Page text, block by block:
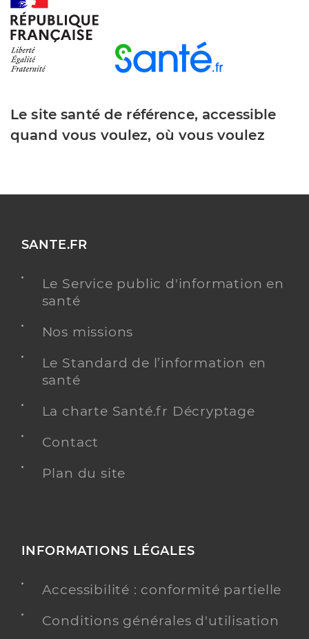
de 8h00 à 12h 00.
OUVERT LE WEEK-END
Le site santé de référence, accessible
quand vous voulez, où vous voulez
SANTE.FR
Le Service public d'information en
santé
Nos missions
Le Standard de l’information en
santé
La charte Santé.fr Décryptage
Contact
Plan du site
INFORMATIONS LÉGALES
Accessibilité : conformité partielle
Conditions générales d'utilisation